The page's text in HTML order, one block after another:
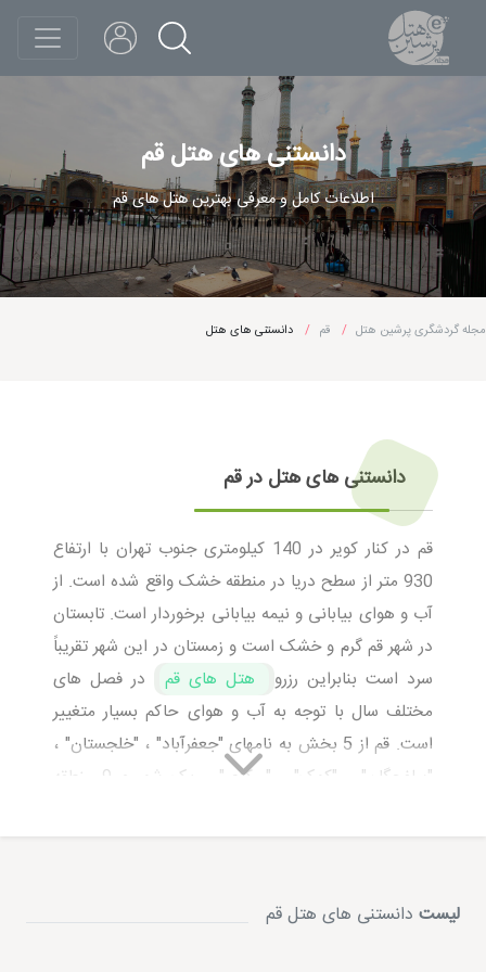
دانستنی های هتل قم
اطلاعات کامل و معرفی بهترین هتل های قم
مجله گردشگری پرشین هتل قم دانستنی های هتل
دانستنی های هتل در قم
قم در کنار کویر در 140 کیلومتری جنوب تهران با ارتفاع
930 متر از سطح دریا در منطقه خشک واقع شده است. از
آب و هوای بیابانی و نیمه بیابانی برخوردار است. تابستان
در شهر قم گرم و خشک است و زمستان در این شهر تقریباً
سرد است بنابراین رزرو
هتل های قم
در فصل های
مختلف سال با توجه به آب و هوای حاکم بسیار متغییر
است. قم از 5 بخش به نامهای "جعفرآباد" ، "خلجستان" ،
"سلفچگان" ، "کهک" ، "مرکزی" ، یک شهر و 9 منطقه
قم فعال هستند. این شهر بعد از تهران ، مشهد ، اصفهان ،
مشهد ، هشتمین شهر پرجمعیت و همچنین یکی از مراکزلیست دانستنی های هتل قم